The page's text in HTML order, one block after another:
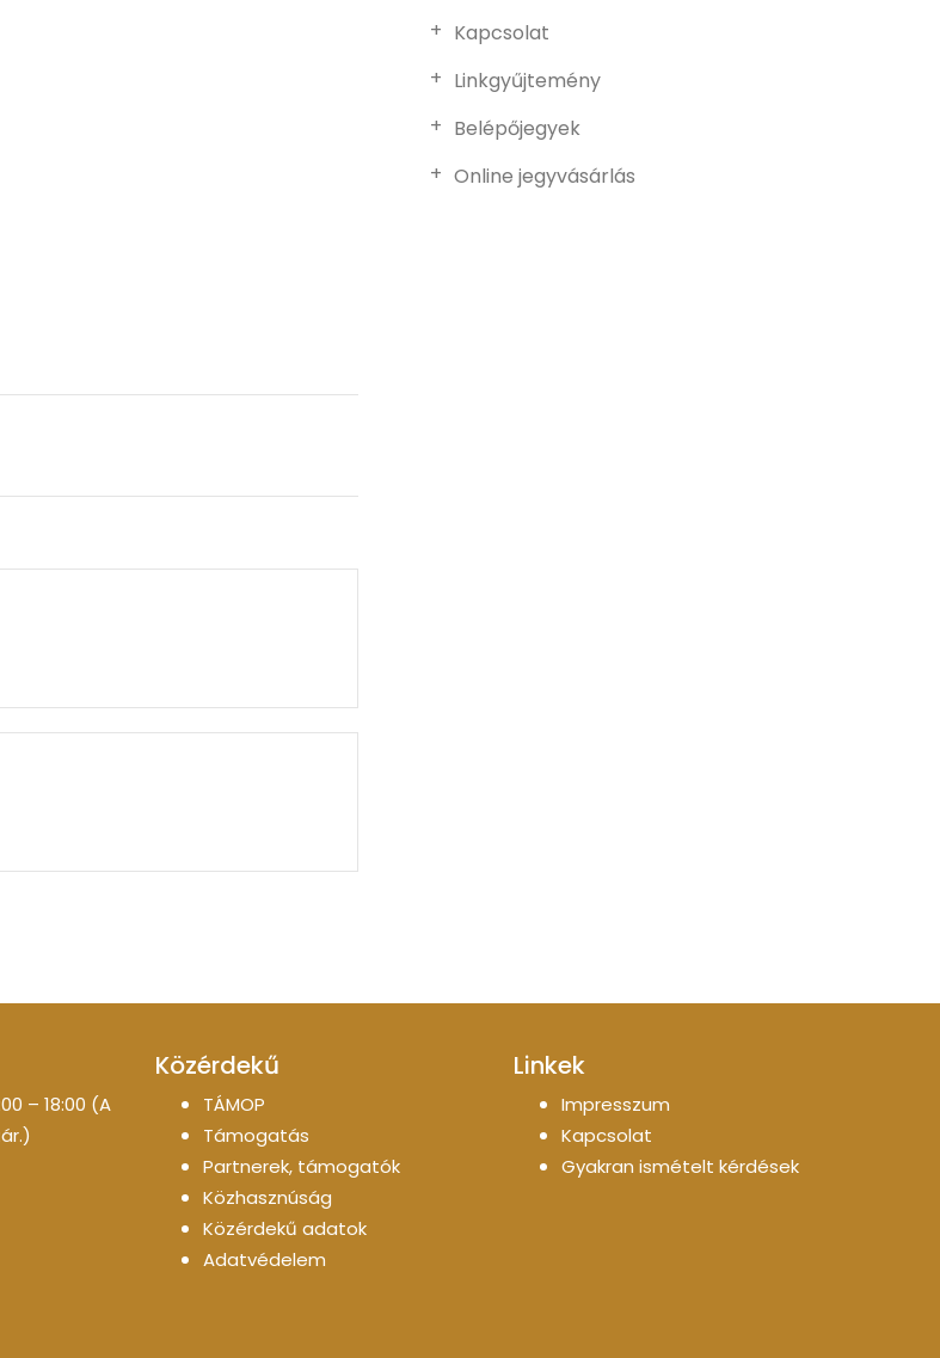
Kapcsolat
Linkgyűjtemény
Belépőjegyek
Online jegyvásárlás
– 18:00 (A
Közérdekű
TÁMOP
Támogatás
Partnerek, támogatók
Közhasznúság
Közérdekű adatok
Adatvédelem
Linkek
Impresszum
Kapcsolat
Gyakran ismételt kérdések